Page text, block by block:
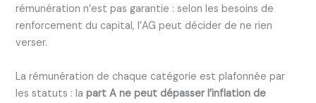
rémunération n’est pas garantie : selon les besoins de
renforcement du capital, l’AG peut décider de ne rien
verser.
La rémunération de chaque catégorie est plafonnée par
les statuts : lapart A ne peut dépasser l’inflation de